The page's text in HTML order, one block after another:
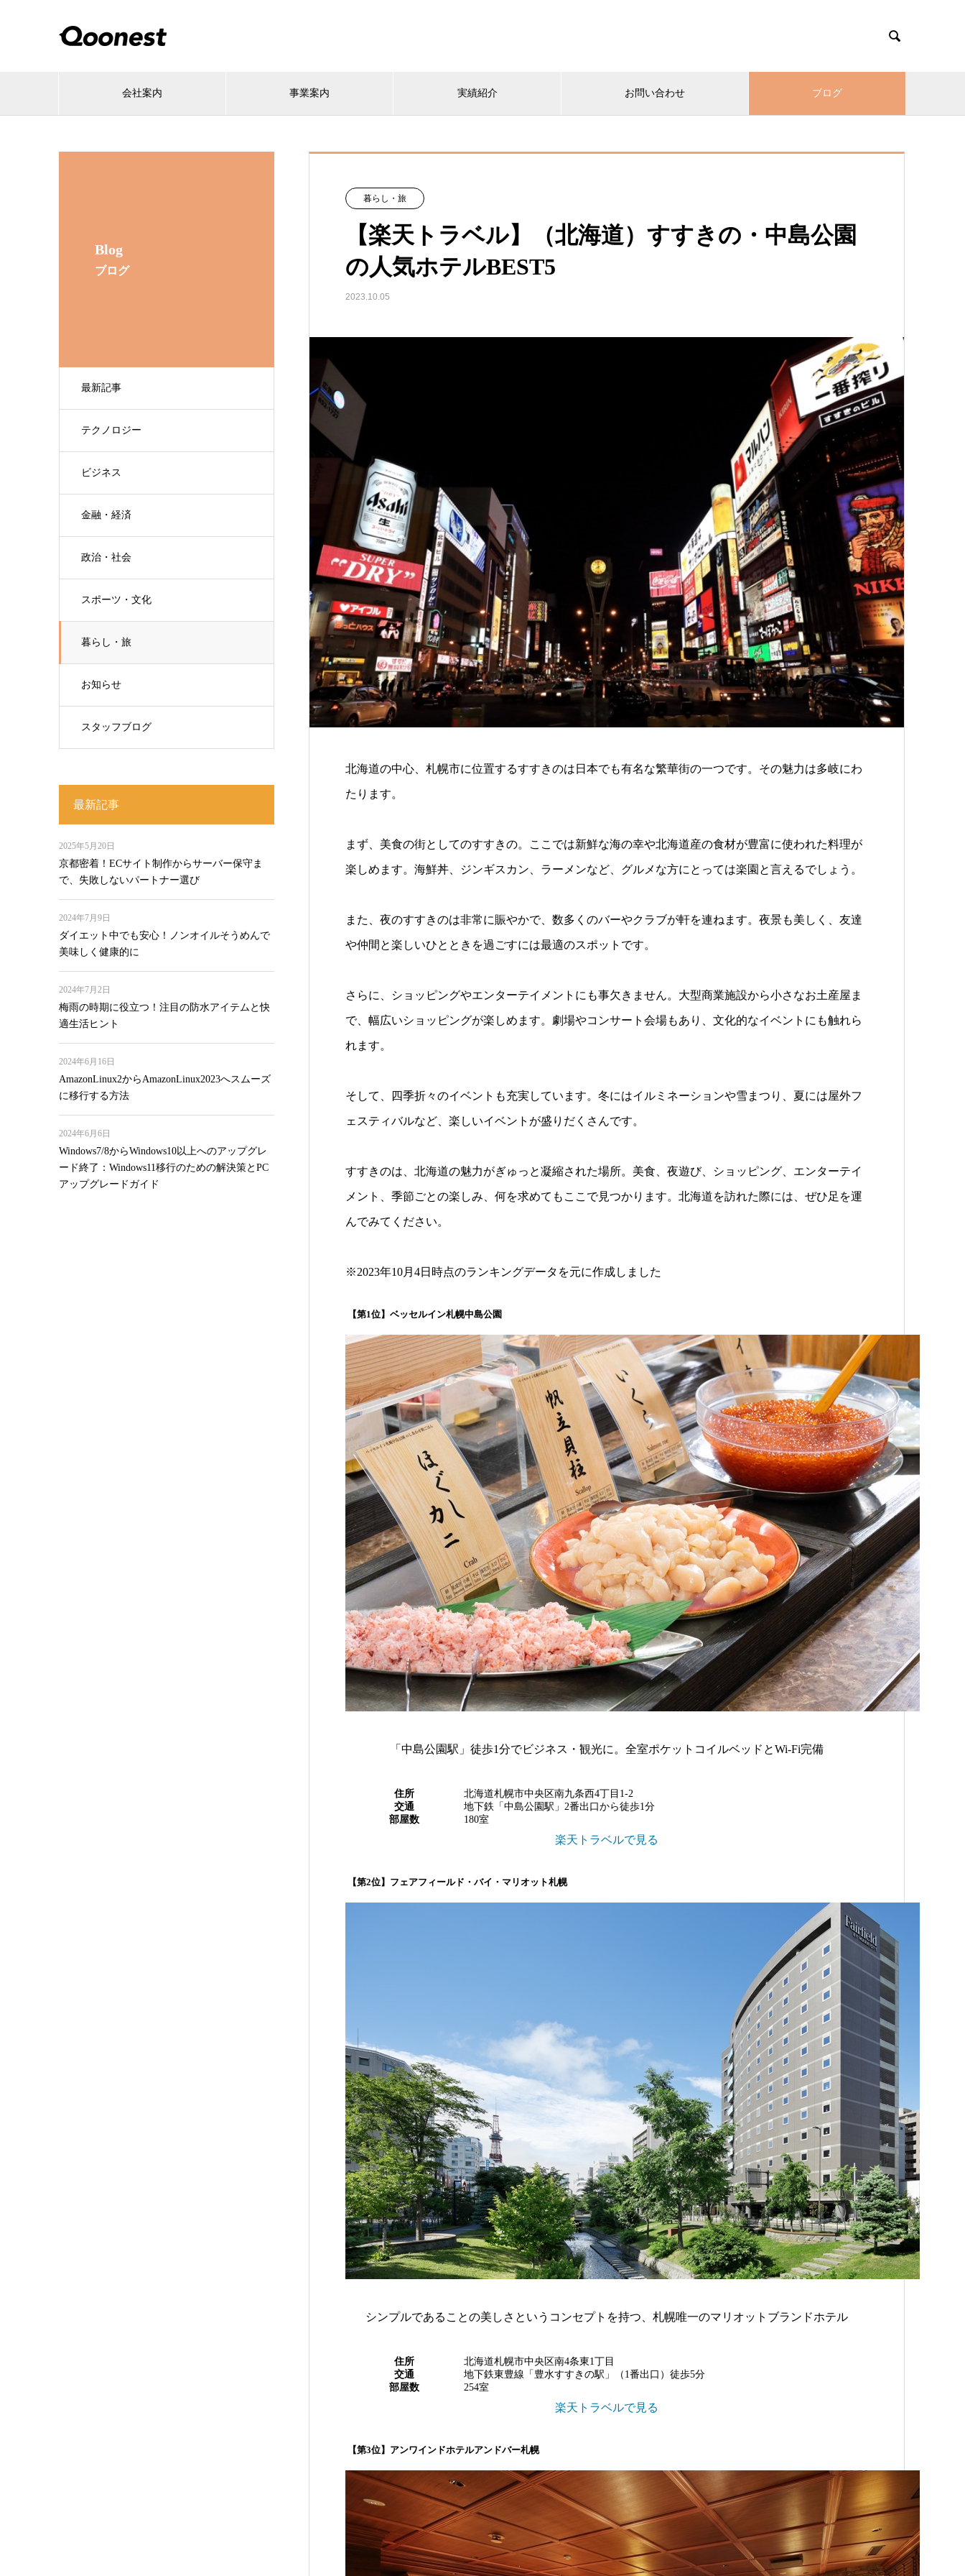

会社案内 事業案内 実績紹介 お問い合わせ ブログ
Blog
ブログ
最新記事
テクノロジー
ビジネス
金融・経済
政治・社会
スポーツ・文化
暮らし・旅
お知らせ
スタッフブログ
暮らし・旅
【楽天トラベル】（北海道）すすきの・中島公園
の人気ホテルBEST5
2023.10.05
北海道の中心、札幌市に位置するすすきのは日本でも有名な繁華街の一つです。その魅力は多岐にわ
たります。
まず、美食の街としてのすすきの。ここでは新鮮な海の幸や北海道産の食材が豊富に使われた料理が
楽しめます。海鮮丼、ジンギスカン、ラーメンなど、グルメな方にとっては楽園と言えるでしょう。
また、夜のすすきのは非常に賑やかで、数多くのバーやクラブが軒を連ねます。夜景も美しく、友達
や仲間と楽しいひとときを過ごすには最適のスポットです。
さらに、ショッピングやエンターテイメントにも事欠きません。大型商業施設から小さなお土産屋ま
で、幅広いショッピングが楽しめます。劇場やコンサート会場もあり、文化的なイベントにも触れら
れます。
そして、四季折々のイベントも充実しています。冬にはイルミネーションや雪まつり、夏には屋外フ
ェスティバルなど、楽しいイベントが盛りだくさんです。
すすきのは、北海道の魅力がぎゅっと凝縮された場所。美食、夜遊び、ショッピング、エンターテイ
メント、季節ごとの楽しみ、何を求めてもここで見つかります。北海道を訪れた際には、ぜひ足を運
んでみてください。
※2023年10月4日時点のランキングデータを元に作成しました
【第1位】ベッセルイン札幌中島公園
「中島公園駅」徒歩1分でビジネス・観光に。全室ポケットコイルベッドとWi-Fi完備
住所
北海道札幌市中央区南九条西4丁目1-2
交通
地下鉄「中島公園駅」2番出口から徒歩1分
部屋数
180室
楽天トラベルで見る
【第2位】フェアフィールド・バイ・マリオット札幌
シンプルであることの美しさというコンセプトを持つ、札幌唯一のマリオットブランドホテル
住所
北海道札幌市中央区南4条東1丁目
交通
地下鉄東豊線「豊水すすきの駅」（1番出口）徒歩5分
部屋数
254室
楽天トラベルで見る
【第3位】アンワインドホテルアンドバー札幌
最新記事
京都密着！ECサイト制作からサーバー保守ま
で、失敗しないパートナー選び
2025年5月20日
ダイエット中でも安心！ノンオイルそうめんで
美味しく健康的に
2024年7月9日
梅雨の時期に役立つ！注目の防水アイテムと快
適生活ヒント
2024年7月2日
AmazonLinux2からAmazonLinux2023へスムーズ
に移行する方法
2024年6月16日
Windows7/8からWindows10以上へのアップグレ
ード終了：Windows11移行のための解決策とPC
アップグレードガイド
2024年6月6日